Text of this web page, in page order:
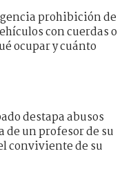
prohibición de
con cuerdas o
ocupar y cuánto
destapa abusos
de un profesor de su
conviviente de su